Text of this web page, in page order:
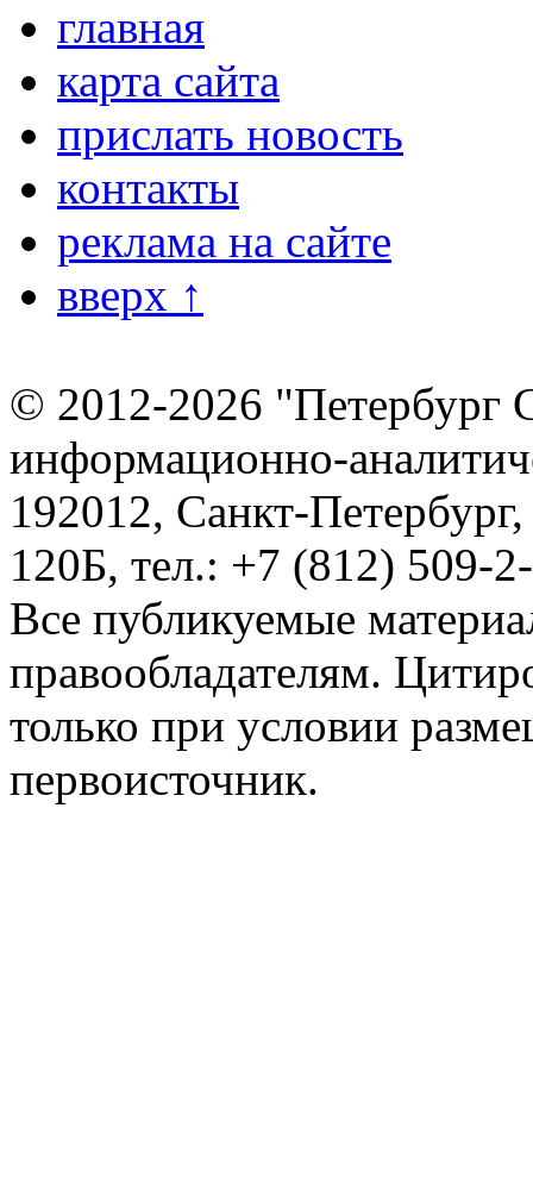
главная
карта сайта
прислать новость
контакты
реклама на сайте
вверх ↑
© 2012-2026 "Петербург
информационно-
192012, Санкт-
120Б, тел.: +7 (812) 509-
Все публикуемые
правообладателям.
только при условии
первоисточник.